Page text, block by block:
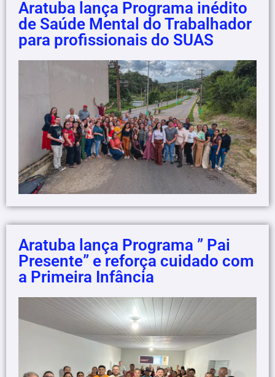
Aratuba lança Programa inédito
de Saúde Mental do Trabalhador
para profissionais do SUAS
Aratuba lança Programa ” Pai
Presente” e reforça cuidado com
a Primeira Infância